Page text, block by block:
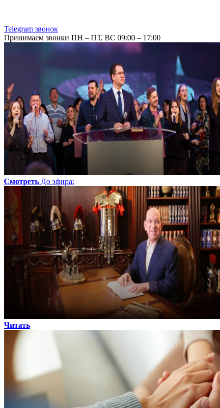
Telegram звонок
Принимаем звонки ПН – ПТ, ВС 09:00 – 17:00
Смотреть До эфира:
Читать